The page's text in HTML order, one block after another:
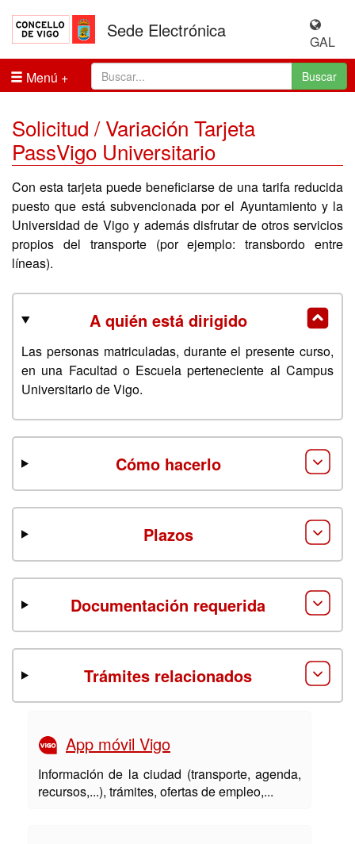
Sede Electrónica
GAL
Menú
Buscar
Solicitud / Variación Tarjeta
PassVigo Universitario
Con esta tarjeta puede beneficiarse de una tarifa reducida
puesto que está subvencionada por el Ayuntamiento y la
Universidad de Vigo y además disfrutar de otros servicios
propios del transporte (por ejemplo: transbordo entre
líneas).
A quién está dirigido
Las personas matriculadas, durante el presente curso,
en una Facultad o Escuela perteneciente al Campus
Universitario de Vigo.
Cómo hacerlo
Plazos
Documentación requerida
Trámites relacionados
App móvil Vigo
Información de la ciudad (transporte, agenda,
recursos,...), trámites, ofertas de empleo,...